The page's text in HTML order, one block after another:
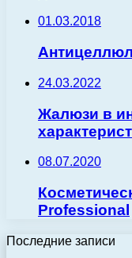
01.03.2018
24.03.2022
Жалюзи в
08.07.2020
Professional
Последние записи